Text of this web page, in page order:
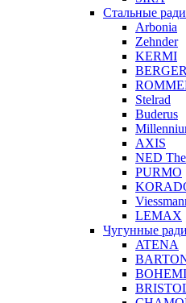
Стальные
Arbonia
Zehnder
KERMI
Stelrad
Buderus
AXIS
NED
PURMO
LEMAX
Чугунные
ATENA